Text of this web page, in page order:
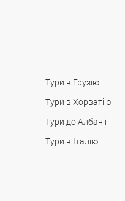
Тури в Грузію
Тури в Хорватію
Тури до Албанії
Тури в Італію